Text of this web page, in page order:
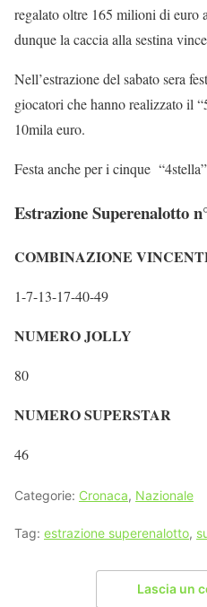
regalato oltre 165 milioni di euro
dunque la caccia alla sestina
Nell’estrazione del sabato sera
giocatori che hanno realizzato il
10mila euro.
Festa anche per i cinque
Estrazione Superenalotto
COMBINAZIONE
1-7-13-17-40-49
NUMERO JOLLY
80
NUMERO SUPERSTAR
46
Categorie: Cronaca, Nazionale
Tag: estrazione superenalotto,
Lascia un